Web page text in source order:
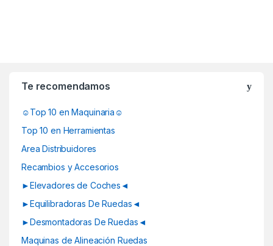
Te recomendamos
☺Top 10 en Maquinaria☺
Top 10 en Herramientas
Area Distribuidores
Recambios y Accesorios
►Elevadores de Coches◄
►Equilibradoras De Ruedas◄
►Desmontadoras De Ruedas◄
Maquinas de Alineación Ruedas